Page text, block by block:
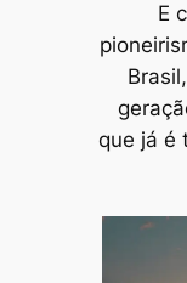
E
que já é